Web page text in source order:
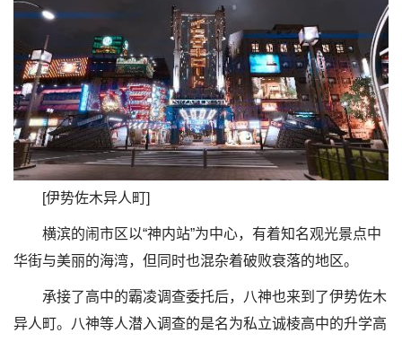
[伊势佐木异人町]
横滨的闹市区以“神内站”为中心，有着知名观光景点中
华街与美丽的海湾，但同时也混杂着破败衰落的地区。
承接了高中的霸凌调查委托后，八神也来到了伊势佐木
异人町。八神等人潜入调查的是名为私立诚棱高中的升学高